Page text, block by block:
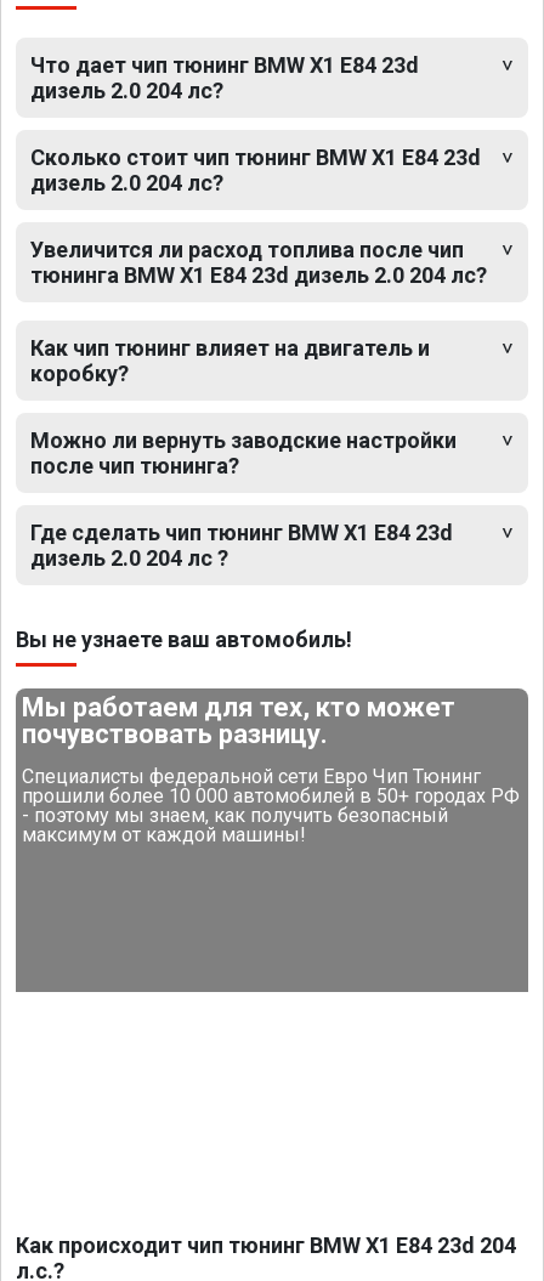
Что дает чип тюнинг BMW X1 E84 23d
дизель 2.0 204 лс?
Сколько стоит чип тюнинг BMW X1 E84 23d
дизель 2.0 204 лс?
Увеличится ли расход топлива после чип
тюнинга BMW X1 E84 23d дизель 2.0 204 лс?
Как чип тюнинг влияет на двигатель и
коробку?
Можно ли вернуть заводские настройки
после чип тюнинга?
Где сделать чип тюнинг BMW X1 E84 23d
дизель 2.0 204 лс ?
Вы не узнаете ваш автомобиль!
Мы работаем для тех, кто может
почувствовать разницу.
Специалисты федеральной сети Евро Чип Тюнинг
прошили более 10 000 автомобилей в 50+ городах РФ
- поэтому мы знаем, как получить безопасный
максимум от каждой машины!
Как происходит чип тюнинг BMW X1 E84 23d 204
л.с.?